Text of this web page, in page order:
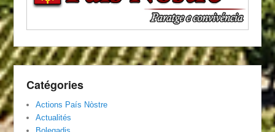
Catégories
Actions País Nòstre
Actualités